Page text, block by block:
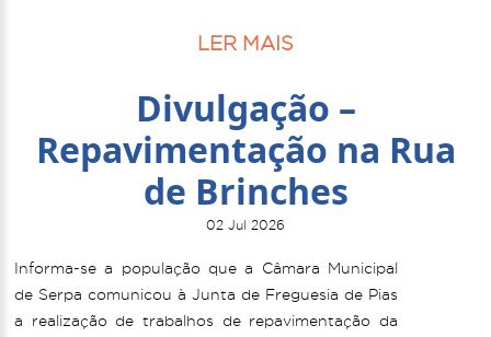
LER MAIS
Divulgação –
Repavimentação na Rua
de Brinches
02 Jul 2026
Informa-se a população que a Câmara Municipal
de Serpa comunicou à Junta de Freguesia de Pias
a realização de trabalhos de repavimentação da